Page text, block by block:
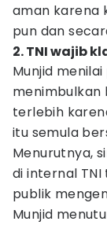
aman karena
pun dan
2. TNI wajib
Munjid
menimbulkan
terlebih
itu semula
Menurutnya,
di internal
publik
Munjid